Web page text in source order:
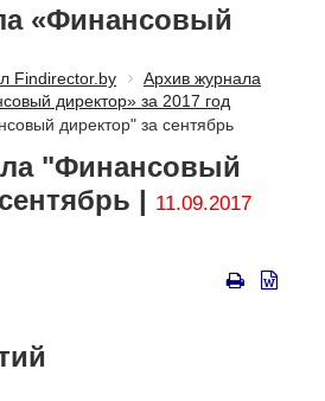
«Финансовый
Findirector.by
Архив журнала
директор» за 2017 год
директор" за сентябрь
"Финансовый
| 11.09.2017